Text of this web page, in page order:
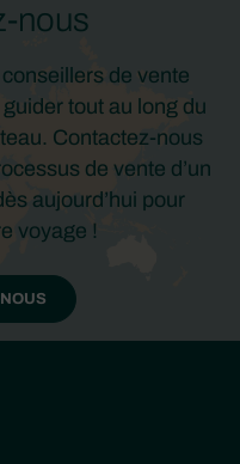
nous
de vente
tout au long du
Contactez-nous
de vente d’un
aujourd’hui pour
voyage !